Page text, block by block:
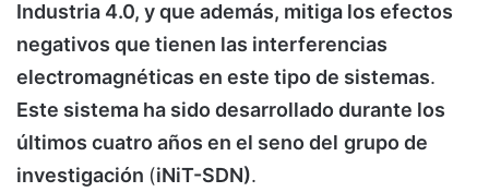
Industria 4.0, y que además, mitiga los efectos
negativos que tienen las interferencias
electromagnéticas en este tipo de sistemas.
Este sistema ha sido desarrollado durante los
últimos cuatro años en el seno del grupo de
investigación (iNiT-SDN).